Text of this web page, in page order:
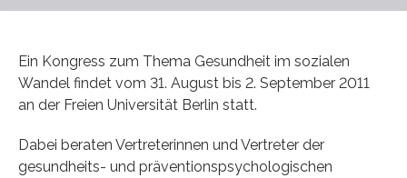
Ein Kongress zum Thema Gesundheit im sozialen
Wandel findet vom 31. August bis 2. September 2011
an der Freien Universität Berlin statt.
Dabei beraten Vertreterinnen und Vertreter der
gesundheits- und präventionspsychologischen